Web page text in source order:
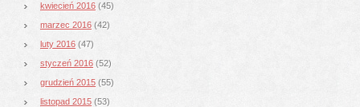
kwiecień 2016 (45)
marzec 2016 (42)
luty 2016 (47)
styczeń 2016 (52)
grudzień 2015 (55)
listopad 2015 (53)